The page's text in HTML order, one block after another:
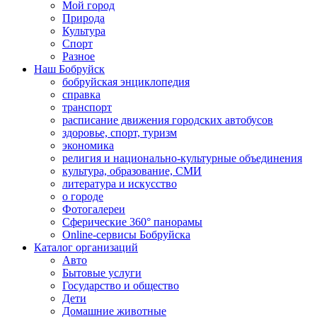
Мой город
Природа
Культура
Спорт
Разное
Наш Бобруйск
бобруйская энциклопедия
справка
транспорт
расписание движения городских автобусов
здоровье, спорт, туризм
экономика
религия и национально-культурные объединения
культура, образование, СМИ
литература и искусство
о городе
Фотогалереи
Сферические 360° панорамы
Online-сервисы Бобруйска
Каталог организаций
Авто
Бытовые услуги
Государство и общество
Дети
Домашние животные